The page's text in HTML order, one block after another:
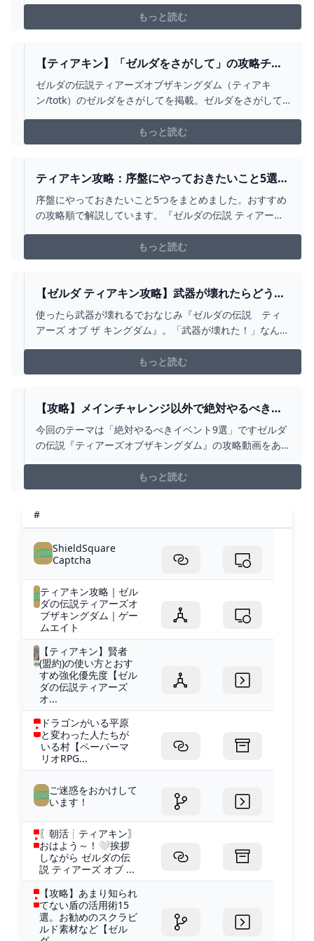
ているので、ティアキンゲルドの街のルージュ攻略の参
考にどうぞ。
もっと読む
【ティアキン】「ゼルダをさがして」の攻略チャ
ート【ゼルダの伝説ティアーズオブザキングダ
ム】 - 神ゲー攻略
ゼルダの伝説ティアーズオブザキングダム（ティアキ
ン/totk）のゼルダをさがしてを掲載。ゼルダをさがして
もっと読む
ティアキン攻略：序盤にやっておきたいこと5選
【ゼルダ ティアーズ オブ ザ キングダム日記＃
26】 - 電撃オンライン
序盤にやっておきたいこと5つをまとめました。おすすめ
の攻略順で解説しています。『ゼルダの伝説 ティアーズ
もっと読む
【ゼルダ ティアキン攻略】武器が壊れたらどうす
ればいい？ 対策を解説【ティアーズ オブ ザ キン
グダム】 ゲーム・エンタメ最新情報のファミ
使ったら武器が壊れるでおなじみ『ゼルダの伝説 ティ
アーズ オブ ザ キングダム』。「武器が壊れた！」なんて
ての解答を掲載。本作の新要素“スクラビルド”を活用し、
強力な武器が壊れた場合に備えよう。
もっと読む
【攻略】メインチャレンジ以外で絶対やるべきイ
ベント9選【ゼルダの伝説ティアーズオブザキング
ダム/ティアキン】【ゆっくり解説】 - YOUTUBE
今回のテーマは「絶対やるべきイベント9選」ですゼルダ
の伝説『ティアーズオブザキングダム』の攻略動画をあ
ケンシュピールしゃろう様 神隠しの真相しゃろう様 10℃
しゃろう様 You and
もっと読む
#
ShieldSquare
Captcha
ティアキン攻略｜ゼル
ダの伝説ティアーズオ
ブザキングダム｜ゲー
ムエイト
【ティアキン】賢者
(盟約)の使い方とおす
すめ強化優先度【ゼル
ダの伝説ティアーズ
オ...
ドラゴンがいる平原
と変わった人たちが
いる村【ペーパーマ
リオRPG...
ご迷惑をおかけして
います！
〖朝活┊ティアキン〗
おはよう～！🤍挨拶
しながら ゼルダの伝
説 ティアーズ オブ ...
【攻略】あまり知られ
てない盾の活用術15
選。お勧めのスクラビ
ルド素材など【ゼル